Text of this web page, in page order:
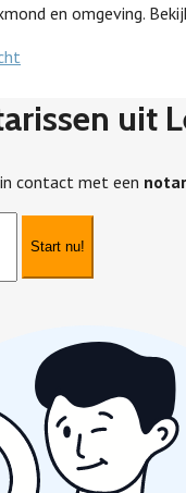
en omgeving.
uit
contact met een
Start nu!